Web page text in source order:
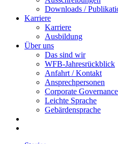
Downloads /
Karriere
Karriere
Ausbildung
Über uns
Das sind wir
WFB-Jahresrückblick
Anfahrt / Kontakt
Ansprechpersonen
Corporate
Leichte Sprache
Gebärdensprache